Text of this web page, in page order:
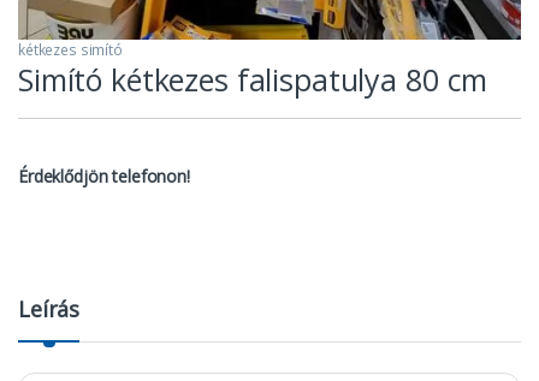
kétkezes simító
Simító kétkezes falispatulya 80 cm
Érdeklődjön telefonon!
Leírás